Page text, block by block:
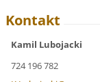
Kontakt
Kamil Lubojacki
724 196 782